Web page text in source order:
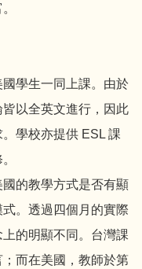
學生一同上課。由於
以全英文進行，因此
學校亦提供 ESL 課
的教學方式是否有顯
。透過四個月的實際
的明顯不同。台灣課
而在美國，教師於第